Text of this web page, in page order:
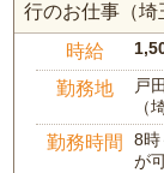
行のお仕事（埼
時給
勤務地
戸
（
勤務時間
8時
が